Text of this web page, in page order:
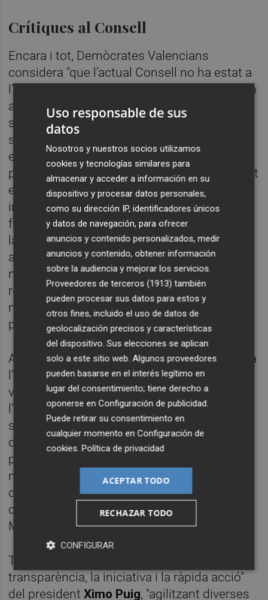
Crítiques al Consell
Encara i tot, Demòcrates Valencians
considera "que l’actual Consell no ha estat a
l’alçada requerida en diversos aspectes, com
ara la protecció necessària del personal
sanitari. Ha faltat formació específica, no
s’han pres les mesures adients amb
equipaments d’EPIs i un percentatge alt del
personal sanitari, que per moments ha fregat
el 20% de la població contagiada, ha resultat
infectat". D’altra banda, ressalten des de la
formació, "la gestió de les residències per a
la gent gran ha estat deficitària i sols s’ha
actuat amb determinació amb l’enviament
massiu d’inspectors arran la crisi de la
residencia de Torrent. Sens dubte, ha
mancat acció i inspecció en materia
preventiva".
A més, "ha faltat un major nivell d’exigència a
l’hora d’urgir el tancament del territori
valencià, evitant de manera preventiva
l’arribada massiva de ciutadans a les seues
segones residències, particularment, dels
originaris de la Comunitat de Madrid, que
probablement han facilitat el contagi de
molts dels nostres veïns i han requerit
d’atenció sanitària a hospitals valencians,
com especialment ha succeït a la zona de la
Marina", ressalten des del partit polític.
Tanmateix, la formació aplaudeix "la
transparència, la iniciativa i la ràpida acció"
del presidentXimo Puig, "agilitzant diverses
Uso responsable de sus
datos
Nosotros y nuestros socios utilizamos
cookies y tecnologías similares para
almacenar y acceder a información en su
dispositivo y procesar datos personales,
como su dirección IP, identificadores únicos
y datos de navegación, para ofrecer
anuncios y contenido personalizados, medir
anuncios y contenido, obtener información
sobre la audiencia y mejorar los servicios.
Proveedores de terceros (1913) también
pueden procesar sus datos para estos y
otros fines, incluido el uso de datos de
geolocalización precisos y características
del dispositivo. Sus elecciones se aplican
solo a este sitio web. Algunos proveedores
pueden basarse en el interés legítimo en
lugar del consentimiento; tiene derecho a
oponerse enConfiguración de publicidad
Puede retirar su consentimiento en
cualquier momento enConfiguración de
cookies .Política de privacidad
ACEPTAR TODO
RECHAZAR TODO
CONFIGURAR